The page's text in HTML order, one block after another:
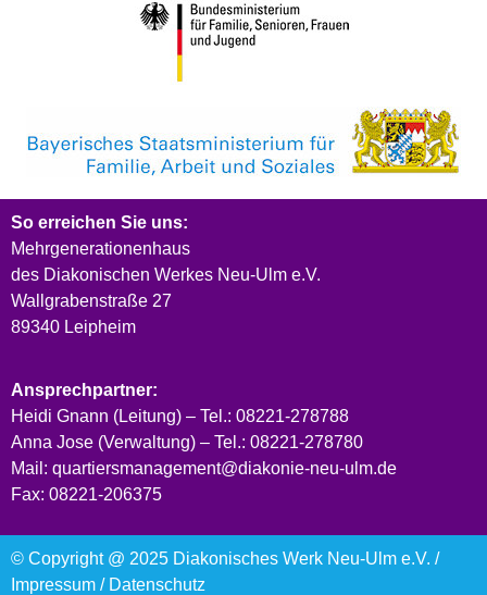
So erreichen Sie uns:
Mehrgenerationenhaus
des Diakonischen Werkes Neu-Ulm e.V.
Wallgrabenstraße 27
89340 Leipheim
Ansprechpartner:
Heidi Gnann (Leitung) – Tel.: 08221-278788
Anna Jose (Verwaltung) – Tel.: 08221-278780
Mail: quartiersmanagement@diakonie-neu-ulm.de
Fax: 08221-206375
© Copyright @ 2025 Diakonisches Werk Neu-Ulm e.V. /
Impressum / Datenschutz